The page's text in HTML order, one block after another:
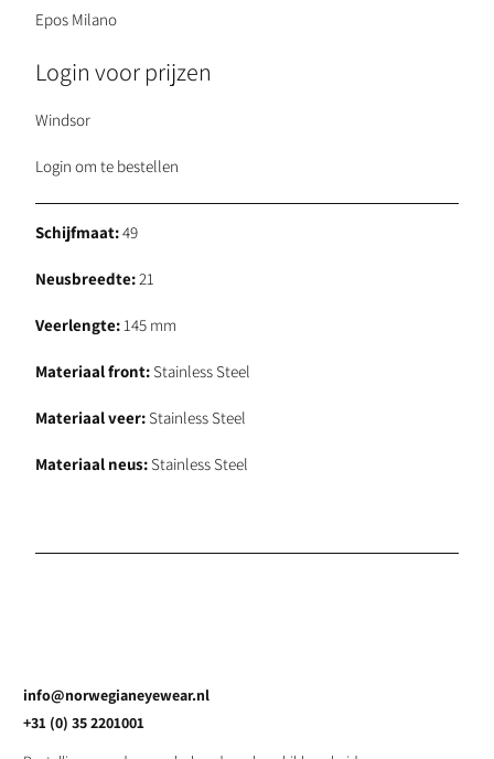
Epos Milano
Login voor prijzen
Windsor
Login om te bestellen
Schijfmaat:49
Neusbreedte:21
Veerlengte:145 mm
Materiaal front:Stainless Steel
Materiaal veer: Stainless Steel
Materiaal neus: Stainless Steel
info@norwegianeyewear.nl
+31 (0) 35 2201001